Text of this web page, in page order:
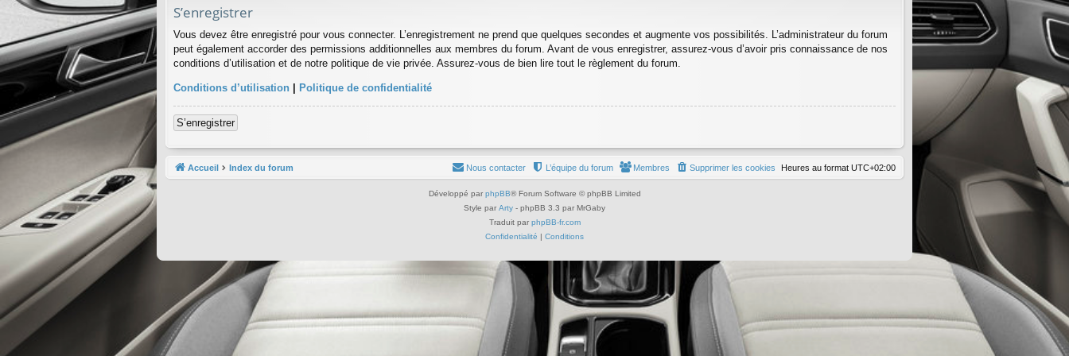
S’enregistrer
Vous devez être enregistré pour vous connecter. L’enregistrement ne prend que quelques secondes et augmente vos possibilités. L’administrateur du forum
peut également accorder des permissions additionnelles aux membres du forum. Avant de vous enregistrer, assurez-vous d’avoir pris connaissance de nos
conditions d’utilisation et de notre politique de vie privée. Assurez-vous de bien lire tout le règlement du forum.
Conditions d’utilisation Politique de confidentialité
S’enregistrer
Accueil Index du forum Heures au format UTC+02:00
Supprimer les cookies
Membres
L’équipe du forum
Nous contacter
Développé par phpBB® Forum Software © phpBB Limited
Style par Arty - phpBB 3.3 par MrGaby
Traduit par phpBB-fr.com
Confidentialité | Conditions